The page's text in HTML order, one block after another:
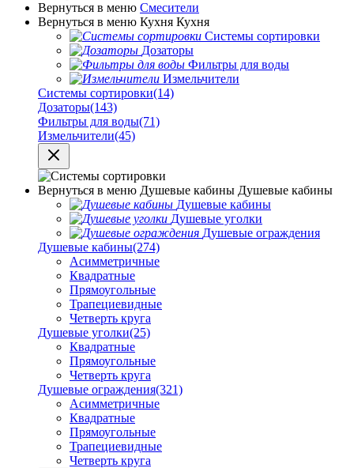
Вернуться в меню Смесители
Вернуться в меню Кухня Кухня
Системы сортировки
Дозаторы
Фильтры для воды
Измельчители
Системы сортировки(14)
Дозаторы(143)
Фильтры для воды(71)
Измельчители(45)
Вернуться в меню Душевые кабины Душевые кабины
Душевые кабины
Душевые уголки
Душевые ограждения
Душевые кабины(274)
Асимметричные
Квадратные
Прямоугольные
Трапециевидные
Четверть круга
Душевые уголки(25)
Квадратные
Прямоугольные
Четверть круга
Душевые ограждения(321)
Асимметричные
Квадратные
Прямоугольные
Трапециевидные
Четверть круга